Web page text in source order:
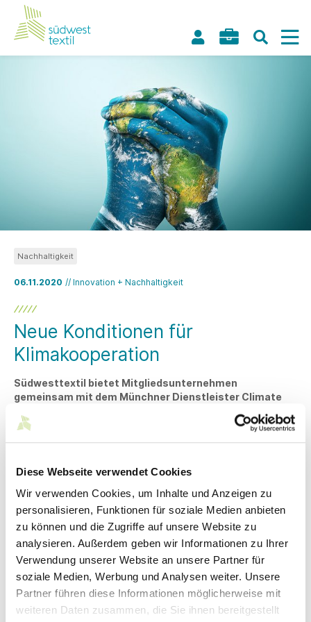
Diese Webseite verwendet Cookies
Wir verwenden Cookies, um Inhalte und Anzeigen zu
personalisieren, Funktionen für soziale Medien anbieten
zu können und die Zugriffe auf unsere Website zu
analysieren. Außerdem geben wir Informationen zu Ihrer
Verwendung unserer Website an unsere Partner für
soziale Medien, Werbung und Analysen weiter. Unsere
Partner führen diese Informationen möglicherweise mit
weiteren Daten zusammen, die Sie ihnen bereitgestellt
06.11.2020 // Innovation + Nachhaltigkeit
Nachhaltigkeit
Neue Konditionen für
Klimakooperation
Südwesttextil bietet Mitgliedsunternehmen
gemeinsam mit dem Münchner Dienstleister Climate
Klimakooperation.
der Berechnung mit Hilfe des „GHG Protocol Corporate
Accounting and Reporting Standards“ in einem „Corporate
Carbon Footprint Report“ dar. Dies bietet eine Grundlage,
um Einflussfaktoren zu analysieren und nicht vermeidbare
Emissionen zu kompensieren. Alle Projekte von
ClimatePartner sind nach den höchsten internationalen
Standards zertifiziert und unabhängige Dritte überprüfen,
dass die Maßnahmen vor Ort umgesetzt werden. Das
Engagement für den Klimaschutz wird durch eine